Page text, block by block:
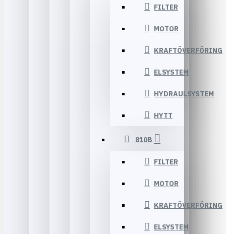
FILTER
MOTOR
KRAFTÖVERFÖRING
ELSYSTEM
HYDRAULSYSTEM
HYTT
810B
FILTER
MOTOR
KRAFTÖVERFÖRING
ELSYSTEM